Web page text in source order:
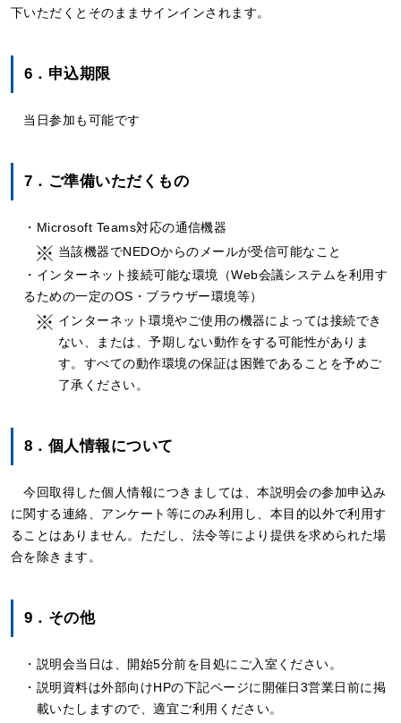
下いただくとそのままサインインされます。
6．申込期限
当日参加も可能です
7．ご準備いただくもの
・Microsoft Teams対応の通信機器
当該機器でNEDOからのメールが受信可能なこと
・インターネット接続可能な環境（Web会議システムを利用す
るための一定のOS・ブラウザー環境等）
インターネット環境やご使用の機器によっては接続でき
ない、または、予期しない動作をする可能性がありま
す。すべての動作環境の保証は困難であることを予めご
了承ください。
8．個人情報について
今回取得した個人情報につきましては、本説明会の参加申込み
に関する連絡、アンケート等にのみ利用し、本目的以外で利用す
ることはありません。ただし、法令等により提供を求められた場
合を除きます。
9．その他
・説明会当日は、開始5分前を目処にご入室ください。
・説明資料は外部向けHPの下記ページに開催日3営業日前に掲
載いたしますので、適宜ご利用ください。